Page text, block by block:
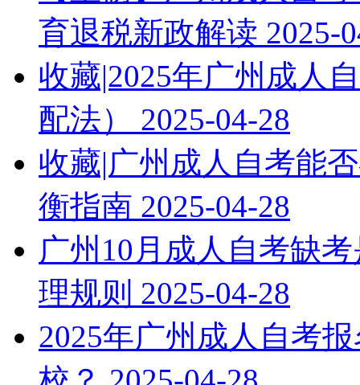
育退税新政解读 2025-
收藏|2025年广州成人
配法）
2025-04-28
收藏|广州成人自考能
衡指南 2025-04-28
广州10月成人自考缺
理规则 2025-04-28
2025年广州成人自考